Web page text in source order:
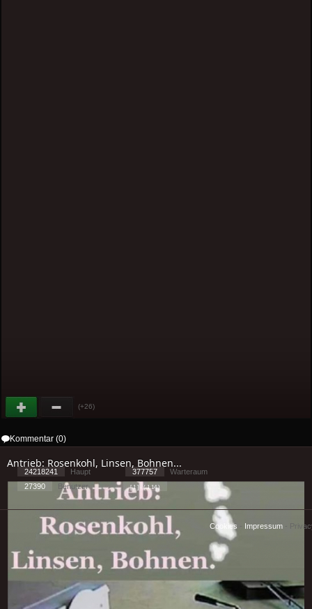
(+26)
Kommentar (0)
Antrieb: Rosenkohl, Linsen, Bohnen...
24218241 Haupt 377757
Warteraum
27390
Benutzer [ 1 ] - ( 1.14 )
Cookies Impressum